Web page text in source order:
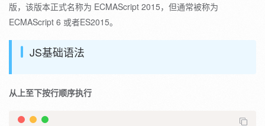
版，该版本正式名称为 ECMAScript 2015，但通常被称为
ECMAScript 6 或者ES2015。
JS基础语法
从上至下按行顺序执行